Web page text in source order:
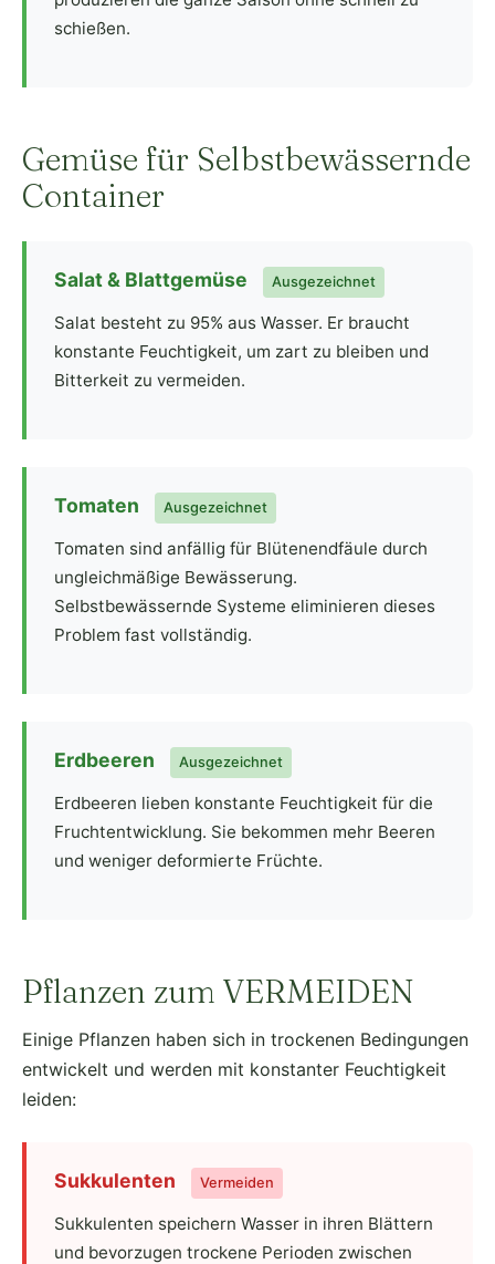
schießen.
Gemüse für Selbstbewässernde
Container
Salat & Blattgemüse Ausgezeichnet
Salat besteht zu 95% aus Wasser. Er braucht
konstante Feuchtigkeit, um zart zu bleiben und
Bitterkeit zu vermeiden.
Tomaten Ausgezeichnet
Tomaten sind anfällig für Blütenendfäule durch
ungleichmäßige Bewässerung.
Selbstbewässernde Systeme eliminieren dieses
Problem fast vollständig.
Erdbeeren Ausgezeichnet
Erdbeeren lieben konstante Feuchtigkeit für die
Fruchtentwicklung. Sie bekommen mehr Beeren
und weniger deformierte Früchte.
Pflanzen zum VERMEIDEN
Einige Pflanzen haben sich in trockenen Bedingungen
entwickelt und werden mit konstanter Feuchtigkeit
leiden:
Sukkulenten Vermeiden
Sukkulenten speichern Wasser in ihren Blättern
und bevorzugen trockene Perioden zwischen